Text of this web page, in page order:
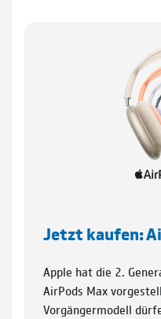
Jetzt kaufen:
Apple hat die 2.
AirPods Max
Vorgängermodell